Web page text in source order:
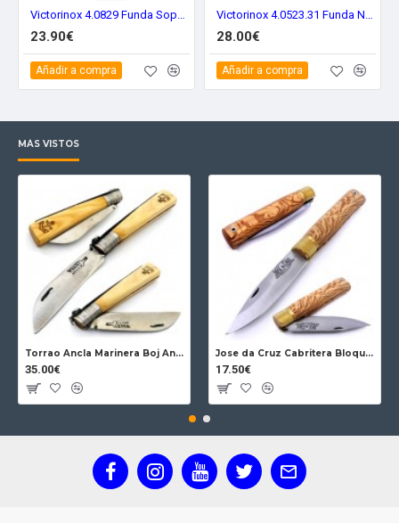
23.90€
Añadir a compra
28.00€
Añadir a compra
MÁS VISTOS
Torrao Ancla Marinera Boj Ancla Bloqueo
35.00€
Jose da Cruz Cabritera Bloqueo Encina Carbono
17.50€